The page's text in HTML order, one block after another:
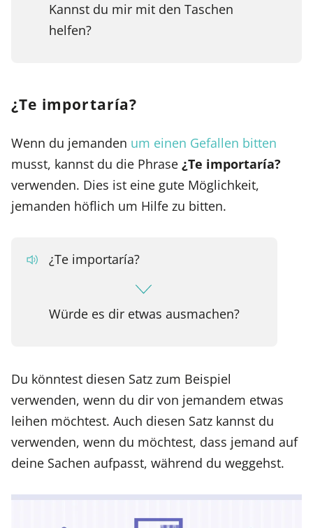
Kannst du mir mit den Taschen
helfen?
¿Te importaría?
Wenn du jemanden um einen Gefallen bitten
musst, kannst du die Phrase ¿Te importaría?
verwenden. Dies ist eine gute Möglichkeit,
jemanden höflich um Hilfe zu bitten.
¿Te importaría?
Würde es dir etwas ausmachen?
Du könntest diesen Satz zum Beispiel
verwenden, wenn du dir von jemandem etwas
leihen möchtest. Auch diesen Satz kannst du
verwenden, wenn du möchtest, dass jemand auf
deine Sachen aufpasst, während du weggehst.